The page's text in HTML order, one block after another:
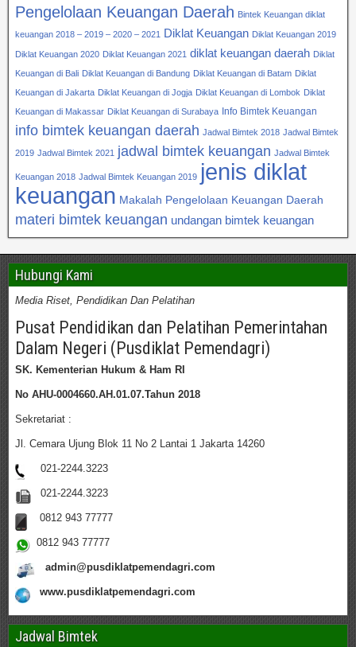
Pengelolaan Keuangan Daerah Bintek Keuangan diklat
keuangan 2018 – 2019 – 2020 – 2021 Diklat Keuangan Diklat Keuangan 2019
Diklat Keuangan 2020 Diklat Keuangan 2021 diklat keuangan daerah Diklat
Keuangan di Bali Diklat Keuangan di Bandung Diklat Keuangan di Batam Diklat
Keuangan di Jakarta Diklat Keuangan di Jogja Diklat Keuangan di Lombok Diklat
Keuangan di Makassar Diklat Keuangan di Surabaya Info Bimtek Keuangan
info bimtek keuangan daerah Jadwal Bimtek 2018 Jadwal Bimtek
2019 Jadwal Bimtek 2021 jadwal bimtek keuangan Jadwal Bimtek
Keuangan 2018 Jadwal Bimtek Keuangan 2019 jenis diklat
keuangan Makalah Pengelolaan Keuangan Daerah
materi bimtek keuangan undangan bimtek keuangan
Hubungi Kami
Media Riset, Pendidikan Dan Pelatihan
Pusat Pendidikan dan Pelatihan Pemerintahan
Dalam Negeri (Pusdiklat Pemendagri)
SK. Kementerian Hukum & Ham RI
No AHU-0004660.AH.01.07.Tahun 2018
Sekretariat :
Jl. Cemara Ujung Blok 11 No 2 Lantai 1 Jakarta 14260
021-2244.3223
021-2244.3223
0812 943 77777
0812 943 77777
admin@pusdiklatpemendagri.com
www.pusdiklatpemendagri.com
Jadwal Bimtek